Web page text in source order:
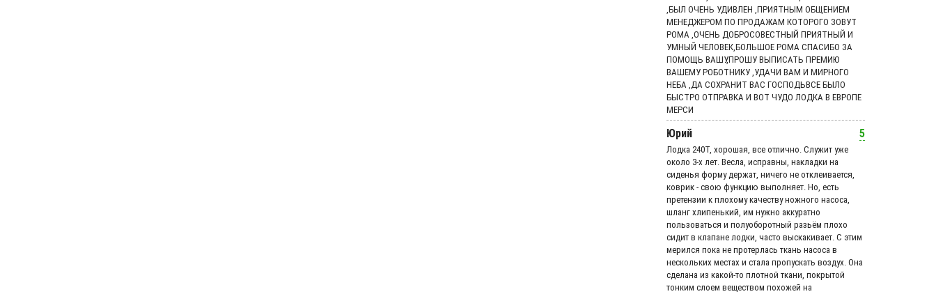
,БЫЛ ОЧЕНЬ УДИВЛЕН ,ПРИЯТНЫМ ОБЩЕНИЕМ
МЕНЕДЖЕРОМ ПО ПРОДАЖАМ КОТОРОГО ЗОВУТ
РОМА ,ОЧЕНЬ ДОБРОСОВЕСТНЫЙ ПРИЯТНЫЙ И
УМНЫЙ ЧЕЛОВЕК,БОЛЬШОЕ РОМА СПАСИБО ЗА
ПОМОЩЬ ВАШУ,ПРОШУ ВЫПИСАТЬ ПРЕМИЮ
ВАШЕМУ РОБОТНИКУ ,УДАЧИ ВАМ И МИРНОГО
НЕБА ,ДА СОХРАНИТ ВАС ГОСПОДЬВСЕ БЫЛО
БЫСТРО ОТПРАВКА И ВОТ ЧУДО ЛОДКА В ЕВРОПЕ
МЕРСИ
Юрий 5
Лодка 240Т, хорошая, все отлично. Служит уже
около 3-х лет. Весла, исправны, накладки на
сиденья форму держат, ничего не отклеивается,
коврик - свою функцию выполняет. Но, есть
претензии к плохому качеству ножного насоса,
шланг хлипенький, им нужно аккуратно
пользоваться и полуоборотный разьём плохо
сидит в клапане лодки, часто выскакивает. С этим
мерился пока не протерлась ткань насоса в
нескольких местах и стала пропускать воздух. Она
сделана из какой-то плотной ткани, покрытой
тонким слоем веществом похожей на